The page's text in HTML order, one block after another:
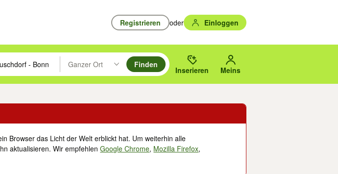
Registrieren oder Einloggen
mit den Pfeiltasten nach oben/unten durchsuchen und mit Eingabetaste auswählen.
Ort eingeben. Eingabetaste drücken um zu suchen, oder Vorschläge mit den Pfeiltasten nach oben/
Ganzer Ort
Suche im Umkreis des gewählten Orts oder PLZ.
Finden
Inserieren Meins
Browser das Licht der Welt erblickt hat. Um weiterhin alle
aktualisieren. Wir empfehlenGoogle Chrome, Mozilla Firefox,